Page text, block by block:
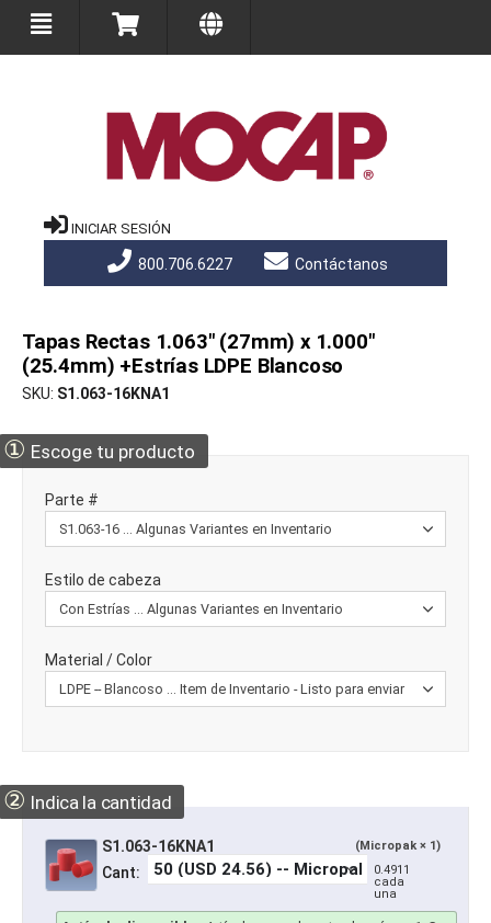
INICIAR SESIÓN
800.706.6227 Contáctanos
Tapas Rectas 1.063" (27mm) x 1.000"
(25.4mm) +Estrías LDPE Blancoso
SKU S1.063-16KNA1
① Escoge tu producto
Parte #
Estilo de cabeza
Material / Color
② Indica la cantidad
S1.063-16KNA1 (Micropak × 1)
Cant:
0.4911
cada
una